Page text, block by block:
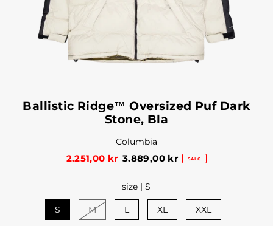
Ballistic Ridge™ Oversized Puf Dark
Stone, Bla
Columbia
2.251,00 kr 3.889,00 kr SALG
size |S
S M L XL XXL